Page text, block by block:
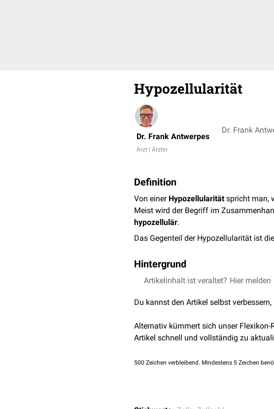
Hypozellularität
Dr. Frank Antwerpes
Arzt | Ärztin
Dr. Frank
Definition
Von einer Hypozellularitätspricht man,
Meist wird der Begriff im
hypozellulär.
Das Gegenteil der Hypozellularität ist die
Hintergrund
Die Hypozellularität des
Knochenmarkbiopsat sieht man leere
Artikelinhalt ist veraltet? Hier melden
Du kannst den Artikel selbst
Alternativ kümmert sich unser
Artikel schnell und vollständig zu
500 Zeichen verbleibend. Mindestens 5 Zeichen